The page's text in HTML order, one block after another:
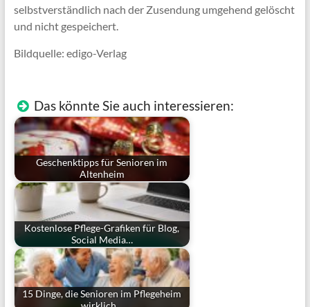
selbstverständlich nach der Zusendung umgehend gelöscht
und nicht gespeichert.
Bildquelle: edigo-Verlag
Das könnte Sie auch interessieren:
Geschenktipps für Senioren im
Altenheim
Kostenlose Pflege-Grafiken für Blog,
Social Media…
15 Dinge, die Senioren im Pflegeheim